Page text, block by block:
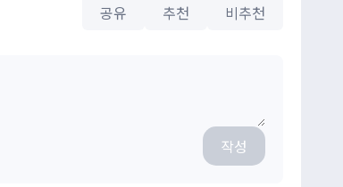
공유 추천 비추천
작성